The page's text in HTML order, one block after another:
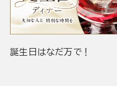
誕生日はなだ万で！